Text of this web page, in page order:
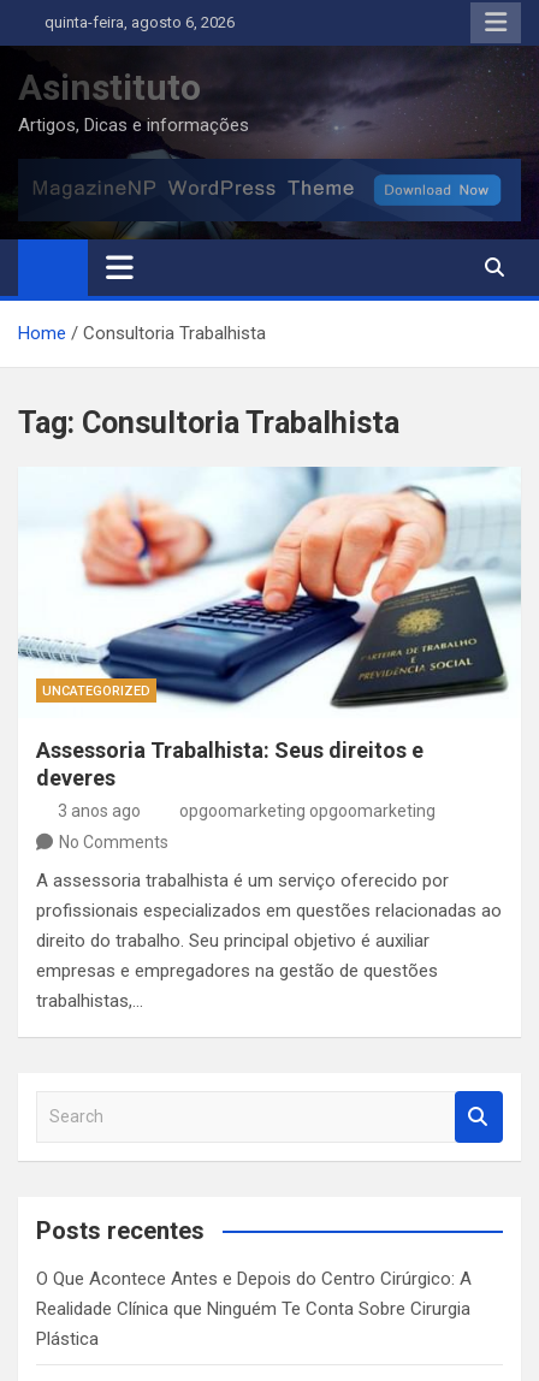
to
content
quinta-feira, agosto 6, 2026
Asinstituto
Artigos, Dicas e informações
Home Consultoria Trabalhista
Tag: Consultoria Trabalhista
UNCATEGORIZED
Assessoria Trabalhista: Seus direitos e
deveres
3 anos ago
opgoomarketing opgoomarketing
No Comments
A assessoria trabalhista é um serviço oferecido por
profissionais especializados em questões relacionadas ao
direito do trabalho. Seu principal objetivo é auxiliar
empresas e empregadores na gestão de questões
trabalhistas,…
a
c
Posts recentes
O Que Acontece Antes e Depois do Centro Cirúrgico: A
Realidade Clínica que Ninguém Te Conta Sobre Cirurgia
Plástica